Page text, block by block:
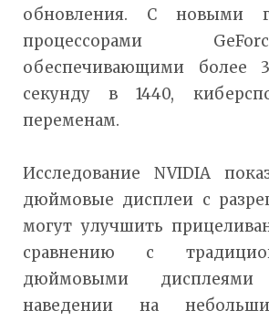
обновления. С новыми
процессорами
обеспечивающими более
секунду в 1440,
переменам.
Исследование NVIDIA
дюймовые дисплеи с
могут улучшить
сравнению с
дюймовыми
наведении на